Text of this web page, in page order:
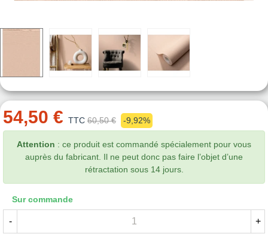
54,50 € TTC 60,50 € -9,92%
Attention : ce produit est commandé spécialement pour vous
auprès du fabricant. Il ne peut donc pas faire l’objet d’une
rétractation sous 14 jours.
Sur commande
- +